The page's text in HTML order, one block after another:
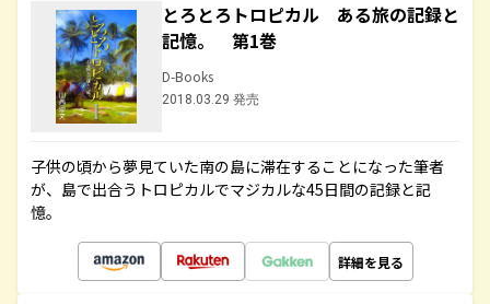
とろとろトロピカル ある旅の記録と
記憶。 第1巻
D-Books
2018.03.29 発売
子供の頃から夢見ていた南の島に滞在することになった筆者
が、島で出合うトロピカルでマジカルな45日間の記録と記
憶。
詳細を見る